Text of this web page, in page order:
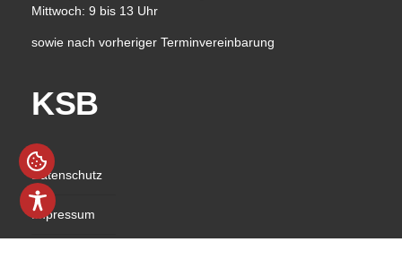
Mittwoch: 9 bis 13 Uhr
sowie nach vorheriger Terminvereinbarung
KSB
Datenschutz
Impressum